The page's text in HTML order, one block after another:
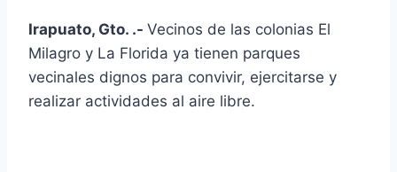
Irapuato, Gto. .- Vecinos de las colonias El
Milagro y La Florida ya tienen parques
vecinales dignos para convivir, ejercitarse y
realizar actividades al aire libre.